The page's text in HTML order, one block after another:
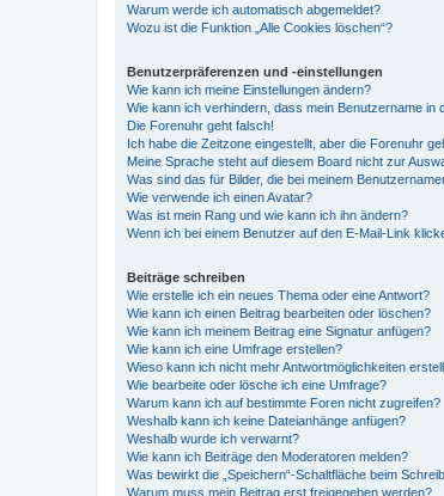
Warum werde ich automatisch abgemeldet?
Wozu ist die Funktion „Alle Cookies löschen“?
Benutzerpräferenzen und -einstellungen
Wie kann ich meine Einstellungen ändern?
Wie kann ich verhindern, dass mein Benutzername in
Die Forenuhr geht falsch!
Ich habe die Zeitzone eingestellt, aber die Forenuhr
Meine Sprache steht auf diesem Board nicht zur
Was sind das für Bilder, die bei meinem
Wie verwende ich einen Avatar?
Was ist mein Rang und wie kann ich ihn ändern?
Wenn ich bei einem Benutzer auf den E-Mail-Link
Beiträge schreiben
Wie erstelle ich ein neues Thema oder eine Antwort?
Wie kann ich einen Beitrag bearbeiten oder löschen?
Wie kann ich meinem Beitrag eine Signatur anfügen?
Wie kann ich eine Umfrage erstellen?
Wieso kann ich nicht mehr Antwortmöglichkeiten
Wie bearbeite oder lösche ich eine Umfrage?
Warum kann ich auf bestimmte Foren nicht zugreifen?
Weshalb kann ich keine Dateianhänge anfügen?
Weshalb wurde ich verwarnt?
Wie kann ich Beiträge den Moderatoren melden?
Was bewirkt die „Speichern“-Schaltfläche beim
Warum muss mein Beitrag erst freigegeben werden?